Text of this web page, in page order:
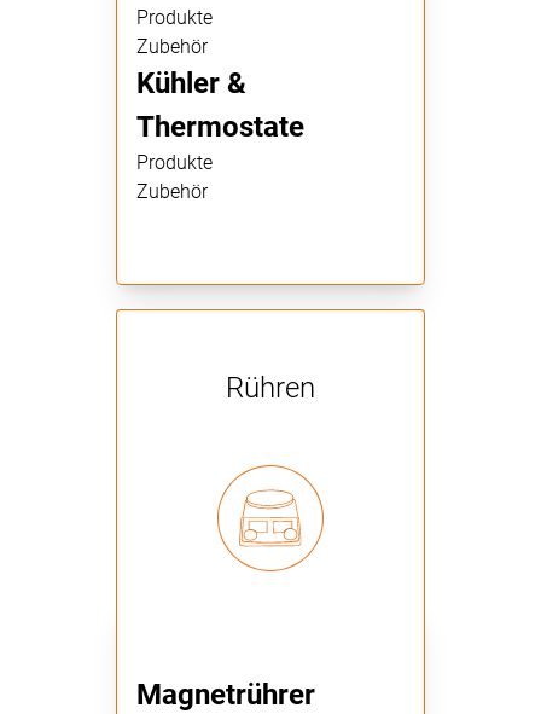
Produkte
Zubehör
Kühler &
Thermostate
Produkte
Zubehör
Rühren
Magnetrührer